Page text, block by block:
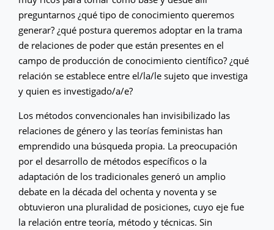
preguntarnos ¿qué tipo de conocimiento queremos
generar? ¿qué postura queremos adoptar en la trama
de relaciones de poder que están presentes en el
campo de producción de conocimiento científico? ¿qué
relación se establece entre el/la/le sujeto que investiga
y quien es investigado/a/e?
Los métodos convencionales han invisibilizado las
relaciones de género y las teorías feministas han
emprendido una búsqueda propia. La preocupación
por el desarrollo de métodos específicos o la
adaptación de los tradicionales generó un amplio
debate en la década del ochenta y noventa y se
obtuvieron una pluralidad de posiciones, cuyo eje fue
la relación entre teoría, método y técnicas. Sin